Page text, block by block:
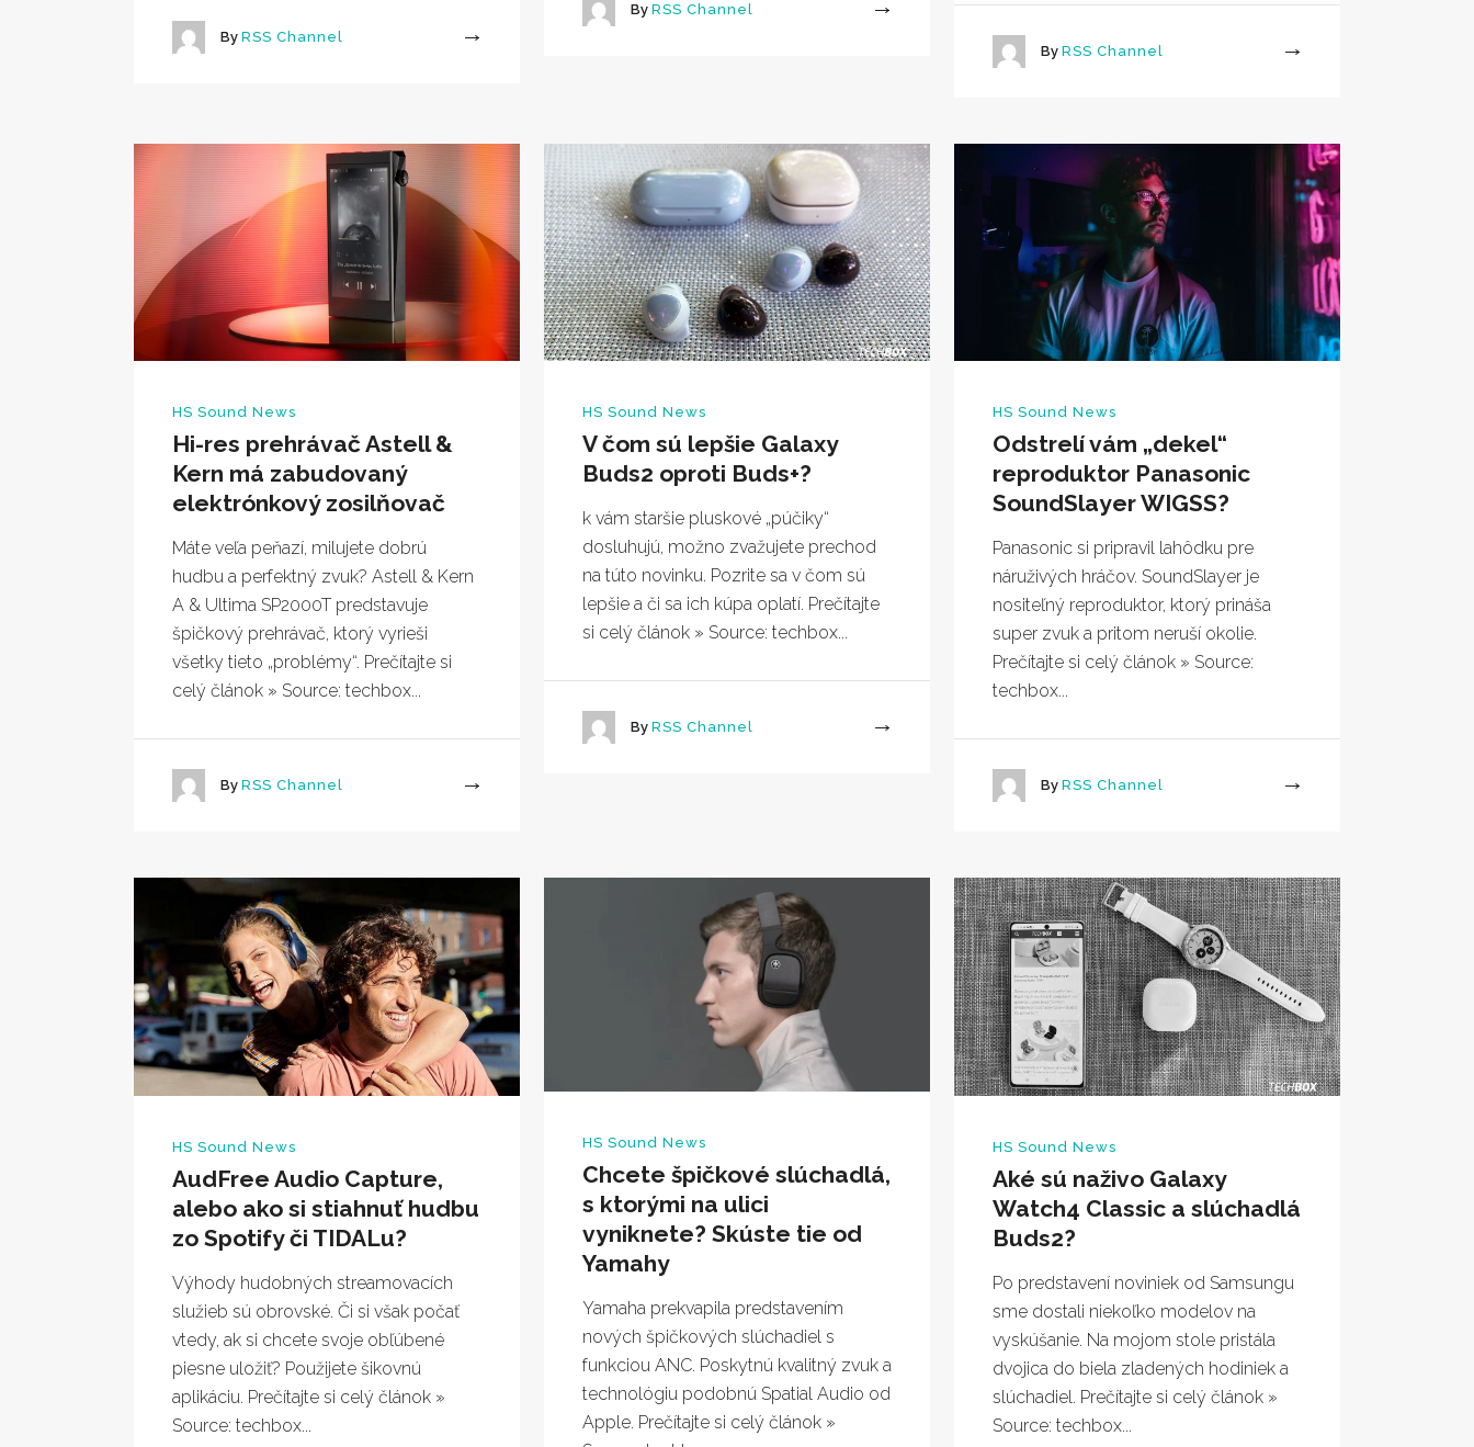
By RSS Channel
By RSS Channel
By RSS Channel
HS Sound News
Hi-res prehrávač Astell &
Kern má zabudovaný
elektrónkový zosilňovač
Máte veľa peňazí, milujete dobrú
hudbu a perfektný zvuk? Astell & Kern
A & Ultima SP2000T predstavuje
špičkový prehrávač, ktorý vyrieši
všetky tieto „problémy“. Prečítajte si
celý článok » Source: techbox...
By RSS Channel
HS Sound News
V čom sú lepšie Galaxy
Buds2 oproti Buds+?
k vám staršie pluskové „púčiky“
dosluhujú, možno zvažujete prechod
na túto novinku. Pozrite sa v čom sú
lepšie a či sa ich kúpa oplatí. Prečítajte
si celý článok » Source: techbox...
By RSS Channel
HS Sound News
Odstrelí vám „dekel“
reproduktor Panasonic
SoundSlayer WIGSS?
Panasonic si pripravil lahôdku pre
náruživých hráčov. SoundSlayer je
nositeľný reproduktor, ktorý prináša
super zvuk a pritom neruší okolie.
Prečítajte si celý článok » Source:
techbox...
By RSS Channel
HS Sound News
AudFree Audio Capture,
alebo ako si stiahnuť hudbu
zo Spotify či TIDALu?
Výhody hudobných streamovacích
služieb sú obrovské. Či si však počať
vtedy, ak si chcete svoje obľúbené
piesne uložiť? Použijete šikovnú
aplikáciu. Prečítajte si celý článok »
Source: techbox...
HS Sound News
Chcete špičkové slúchadlá,
s ktorými na ulici
vyniknete? Skúste tie od
Yamahy
Yamaha prekvapila predstavením
nových špičkových slúchadiel s
funkciou ANC. Poskytnú kvalitný zvuk a
technológiu podobnú Spatial Audio od
Apple. Prečítajte si celý článok »
HS Sound News
Aké sú naživo Galaxy
Watch4 Classic a slúchadlá
Buds2?
Po predstavení noviniek od Samsungu
sme dostali niekoľko modelov na
vyskúšanie. Na mojom stole pristála
dvojica do biela zladených hodiniek a
slúchadiel. Prečítajte si celý článok »
Source: techbox...